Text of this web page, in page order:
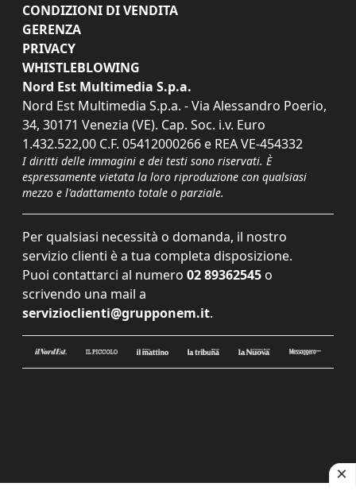
CONDIZIONI DI VENDITA
GERENZA
PRIVACY
WHISTLEBLOWING
Nord Est Multimedia S.p.a.
Nord Est Multimedia S.p.a. - Via Alessandro Poerio,
34, 30171 Venezia (VE). Cap. Soc. i.v. Euro
1.432.522,00 C.F. 05412000266 e REA VE-454332
I diritti delle immagini e dei testi sono riservati. È
espressamente vietata la loro riproduzione con qualsiasi
mezzo e l'adattamento totale o parziale.
Per qualsiasi necessità o domanda, il nostro
servizio clienti è a tua completa disposizione.
Puoi contattarci al numero 02 89362545 o
scrivendo una mail a
servizioclienti@grupponem.it.